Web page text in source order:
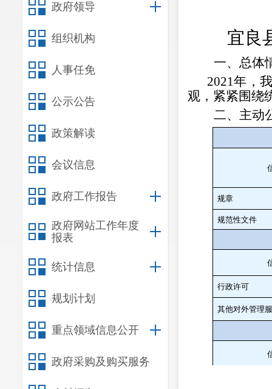
政府领导
组织机构
人事任免
公示公告
政策解读
会议信息
政府工作报告
政府网站工作年度
报表
统计信息
规划计划
重点领域信息公开
政府采购及购买服务
宜良
一、总体
2021年，
观，紧紧围绕
二、主动
规章
规范性文件
行政许可
其他对外管理